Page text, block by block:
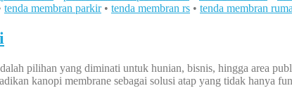
tenda membran parkir• tenda membran rs • tenda membran
pilihan yang diminati untuk hunian, bisnis, hingga area
kanopi membrane sebagai solusi atap yang tidak hanya